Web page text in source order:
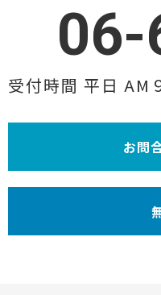
06-
受付時間 平日 AM
お問